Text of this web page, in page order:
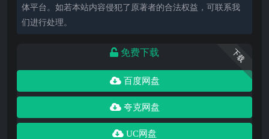
体平台。如若本站内容侵犯了原著者的合法权益，可联系我
们进行处理。
下载
免费下载
百度网盘
夸克网盘
UC网盘